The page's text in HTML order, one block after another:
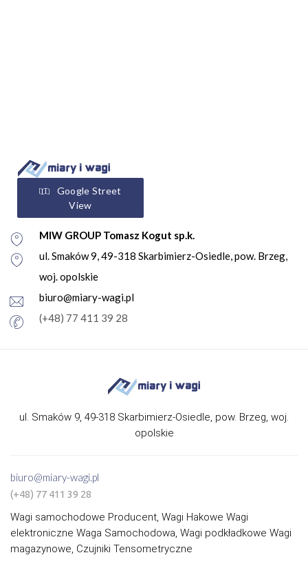
Google Street
View
MIW GROUP Tomasz Kogut sp.k.
ul. Smaków 9, 49-318 Skarbimierz-Osiedle, pow. Brzeg,
woj. opolskie
biuro@miary-wagi.pl
(+48) 77 411 39 28
ul. Smaków 9, 49-318 Skarbimierz-Osiedle, pow. Brzeg, woj.
opolskie
biuro@miary-wagi.pl
(+48) 77 411 39 28
Wagi samochodowe Producent, Wagi Hakowe Wagi
elektroniczne Waga Samochodowa, Wagi podkładkowe Wagi
magazynowe, Czujniki Tensometryczne